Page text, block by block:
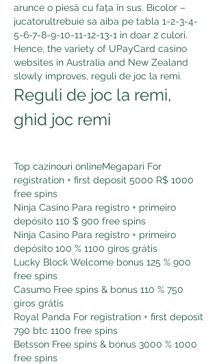
arunce o piesă cu fața în sus. Bicolor –
jucatorultrebuie sa aiba pe tabla 1-2-3-4-
5-6-7-8-9-10-11-12-13-1 in doar 2 culori.
Hence, the variety of UPayCard casino
websites in Australia and New Zealand
slowly improves, reguli de joc la remi.
Reguli de joc la remi,
ghid joc remi
Top cazinouri onlineMegapari For
registration + first deposit 5000 R$ 1000
free spins
Ninja Casino Para registro + primeiro
depósito 110 $ 900 free spins
Ninja Casino Para registro + primeiro
depósito 100 % 1100 giros grátis
Lucky Block Welcome bonus 125 % 900
free spins
Casumo Free spins & bonus 110 % 750
giros grátis
Royal Panda For registration + first deposit
790 btc 1100 free spins
Betsson Free spins & bonus 3000 % 1000
free spins